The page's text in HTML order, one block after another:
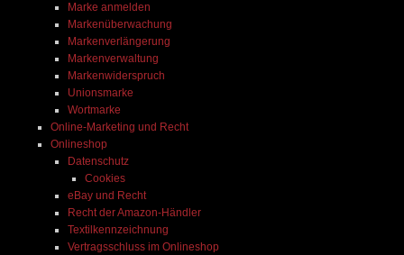
Marke anmelden
Markenüberwachung
Markenverlängerung
Markenverwaltung
Markenwiderspruch
Unionsmarke
Wortmarke
Online-Marketing und Recht
Onlineshop
Datenschutz
Cookies
eBay und Recht
Recht der Amazon-Händler
Textilkennzeichnung
Vertragsschluss im Onlineshop